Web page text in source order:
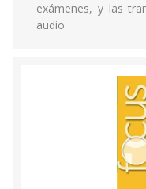
exámenes, y las
audio.